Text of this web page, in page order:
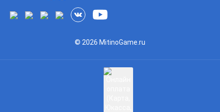
© 2026 MitinoGame.ru